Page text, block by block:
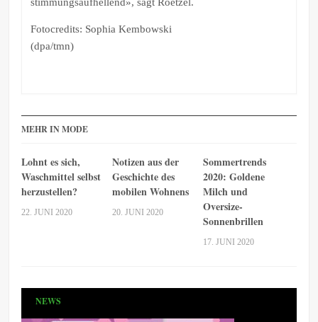
Fotocredits: Sophia Kembowski
(dpa/tmn)
MEHR IN MODE
Lohnt es sich,
Waschmittel selbst
herzustellen?
22. JUNI 2020
Notizen aus der
Geschichte des
mobilen Wohnens
20. JUNI 2020
Sommertrends
2020: Goldene
Milch und
Oversize-
Sonnenbrillen
17. JUNI 2020
NEWS